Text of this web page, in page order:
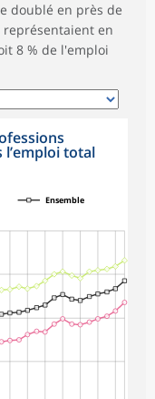
doublé en près de
représentaient en
8 % de l'emploi
total
Ensemble